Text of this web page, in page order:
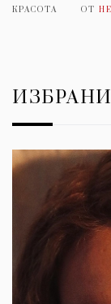
КРАСОТА ОТ